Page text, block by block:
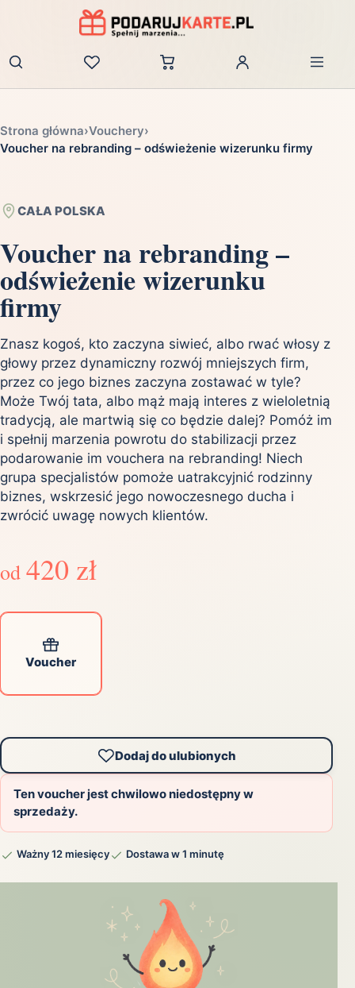
Zaloguj
Strona główna›Vouchery›
Voucher na rebranding – odświeżenie wizerunku firmy
CAŁA POLSKA
Voucher na rebranding –
odświeżenie wizerunku
firmy
Znasz kogoś, kto zaczyna siwieć, albo rwać włosy z
głowy przez dynamiczny rozwój mniejszych firm,
przez co jego biznes zaczyna zostawać w tyle?
Może Twój tata, albo mąż mają interes z wieloletnią
tradycją, ale martwią się co będzie dalej? Pomóż im
i spełnij marzenia powrotu do stabilizacji przez
podarowanie im vouchera na rebranding! Niech
grupa specjalistów pomoże uatrakcyjnić rodzinny
biznes, wskrzesić jego nowoczesnego ducha i
zwrócić uwagę nowych klientów.
od 420 zł
Voucher
Dodaj do ulubionych
Ten voucher jest chwilowo niedostępny w
sprzedaży.
Ważny 12 miesięcy Dostawa w 1 minutę